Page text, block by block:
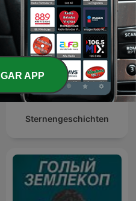
Sternengeschichten
APP